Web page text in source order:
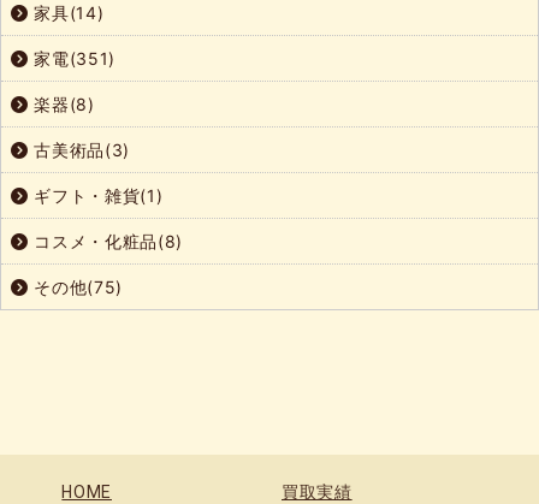
家具(14)
家電(351)
楽器(8)
古美術品(3)
ギフト・雑貨(1)
コスメ・化粧品(8)
その他(75)
HOME 買取実績